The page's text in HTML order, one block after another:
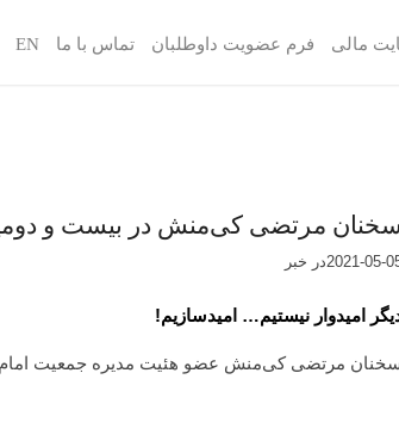
مالی فرم عضویت داوطلبان تماس با ما EN
سخنان مرتضی کی‌منش در بیست و
2021-05-در خبر
امیدوار نیستیم… امیدسازیم!
مرتضی کی‌منش عضو هئیت مدیره جمعیت